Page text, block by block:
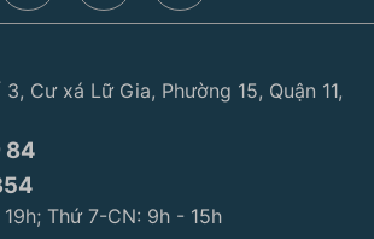
Cư xá Lữ Gia, Phường 15, Quận 11,
84
Thứ 7-CN: 9h - 15h